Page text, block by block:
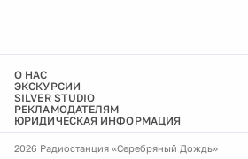
О НАС
ЭКСКУРСИИ
SILVER STUDIO
РЕКЛАМОДАТЕЛЯМ
ЮРИДИЧЕСКАЯ ИНФОРМАЦИЯ
2026 Радиостанция «Серебряный Дождь»